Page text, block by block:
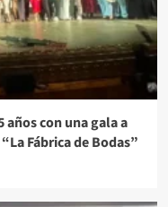
con una gala a
Fábrica de Bodas”